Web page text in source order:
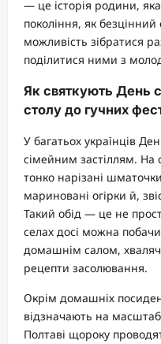
— це історія родини,
покоління, як
можливість зібратися
поділитися ними з
Як святкують День
столу до гучних
У багатьох українців
сімейним застіллям. На
тонко нарізані
мариновані огірки й,
Такий обід — це не
селах досі можна
домашнім салом,
рецепти засолювання.
Окрім домашніх
відзначають на
Полтаві щороку